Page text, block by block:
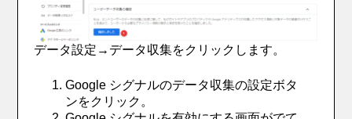
データ設定→データ収集をクリックします。
Google シグナルのデータ収集の設定ボタ
ンをクリック。